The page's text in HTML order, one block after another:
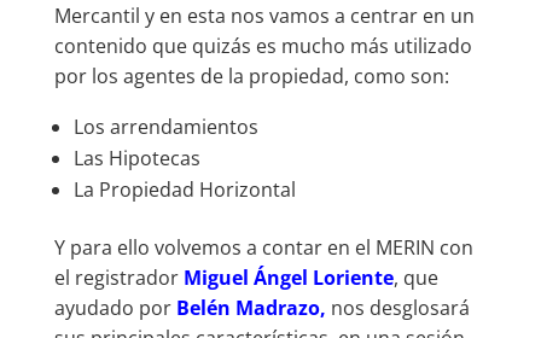
Mercantil y en esta nos vamos a centrar en un
contenido que quizás es mucho más utilizado
por los agentes de la propiedad, como son:
Los arrendamientos
Las Hipotecas
La Propiedad Horizontal
Y para ello volvemos a contar en el MERIN con
el registrador Miguel Ángel Loriente, que
ayudado por Belén Madrazo, nos desglosará